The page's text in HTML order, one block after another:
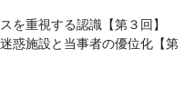
を重視する認識【第３回】
惑施設と当事者の優位化【第